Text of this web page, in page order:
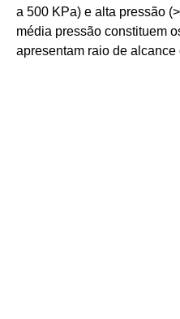
a 500 KPa) e alta pressão
média pressão constituem
apresentam raio de alcance